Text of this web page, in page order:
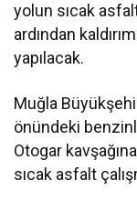
yolun sıcak
ardından
yapılacak.
Muğla
önündeki
Otogar
sıcak asfalt